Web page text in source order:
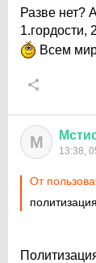
Разве нет?
1.гордости,
Всем
М 13:38,
От